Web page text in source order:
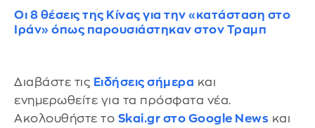
Οι 8 θέσεις της Κίνας για την «κατάσταση στο
Ιράν» όπως παρουσιάστηκαν στον Τραμπ
Διαβάστε τις Ειδήσεις σήμερα και
ενημερωθείτε για τα πρόσφατα νέα.
Ακολουθήστε το Skai.gr στο Google News και